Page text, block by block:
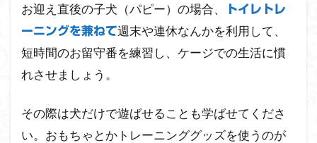
お迎え直後の子犬（パピー）の場合、
トイレトレ
ーニングを兼ねて週末や連休なんかを利用して、
短時間のお留守番を練習し、ケージでの生活に慣
れさせましょう。
その際は犬だけで遊ばせることも学ばせてくださ
い。おもちゃとかトレーニンググッズを使うのが